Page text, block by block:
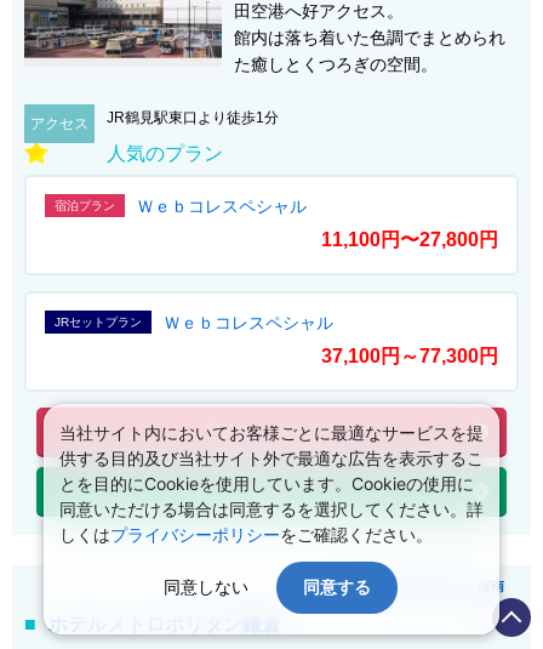
田空港へ好アクセス。
館内は落ち着いた色調でまとめられ
た癒しとくつろぎの空間。
アクセス JR鶴見駅東口より徒歩1分
人気のプラン
宿泊プラン Ｗｅｂコレスペシャル
11,100円〜27,800円
JRセットプラン Ｗｅｂコレスペシャル
37,100円～77,300円
宿泊プランを見る
JR+宿泊プラン
関東> 神奈川県 鎌倉・湘南
ホテルメトロポリタン鎌倉
当社サイト内においてお客様ごとに最適なサービスを提
供する目的及び当社サイト外で最適な広告を表示するこ
とを目的にCookieを使用しています。Cookieの使用に
同意いただける場合は同意するを選択してください。詳
しくはプライバシーポリシーをご確認ください。
同意しない 同意する